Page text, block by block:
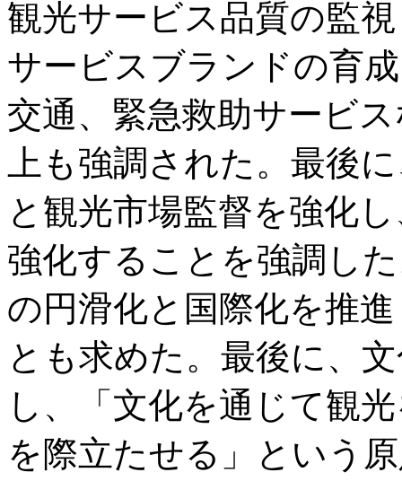
観光サービス品質の監
サービスブランドの育
交通、緊急救助サービ
上も強調された。最後
と観光市場監督を強化
強化することを強調し
の円滑化と国際化を推
とも求めた。最後に、
し、「文化を通じて観
を際立たせる」という